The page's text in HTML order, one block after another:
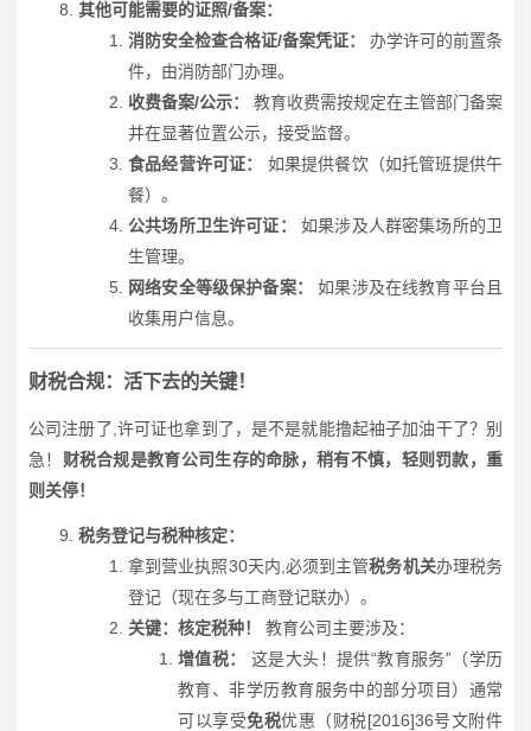
其他可能需要的证照/备案：
消防安全检查合格证/备案凭证：
办学许可的前置条
件，由消防部门办理。
收费备案/公示：
教育收费需按规定在主管部门备案
并在显著位置公示，接受监督。
食品经营许可证：
如果提供餐饮（如托管班提供午
餐）。
公共场所卫生许可证：
如果涉及人群密集场所的卫
生管理。
网络安全等级保护备案：
如果涉及在线教育平台且
收集用户信息。
财税合规：活下去的关键！
公司注册了,许可证也拿到了，是不是就能撸起袖子加油干了？别
急！ 财税合规是教育公司生存的命脉，稍有不慎，轻则罚款，重
则关停！
税务登记与税种核定：
拿到营业执照30天内,必须到主管税务机关办理税务
登记（现在多与工商登记联办）。
关键：核定税种！
教育公司主要涉及：
增值税：
这是大头！提供“教育服务”（学历
教育、非学历教育服务中的部分项目）通常
可以享受免税优惠（财税[2016]36号文附件